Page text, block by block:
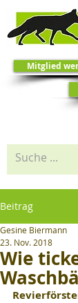
Mitglied
Beitrag
Wie
Gesine Biermann
23. Nov. 2018